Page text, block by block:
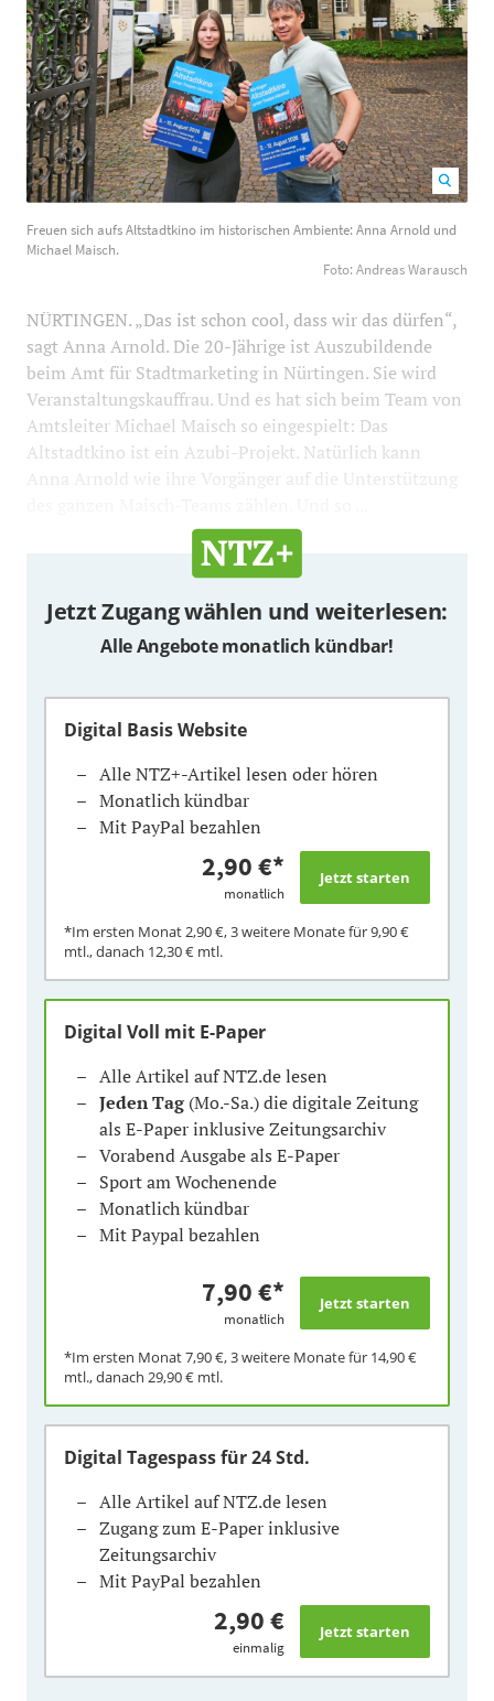
Ambiente: Anna Arnold und Michael Maisch. Foto:
Freuen sich aufs Altstadtkino im historischen Ambiente: Anna Arnold und
Michael Maisch.
Foto: Andreas Warausch
NÜRTINGEN. „Das ist schon cool, dass wir das dürfen“,
sagt Anna Arnold. Die 20-Jährige ist Auszubildende
beim Amt für Stadtmarketing in Nürtingen. Sie wird
Veranstaltungskauffrau. Und es hat sich beim Team von
Amtsleiter Michael Maisch so eingespielt: Das
Altstadtkino ist ein Azubi-Projekt. Natürlich kann
Anna Arnold wie ihre Vorgänger auf die Unterstützung
Jetzt Zugang wählen und weiterlesen:
Alle Angebote monatlich kündbar!
Digital Basis Website
Alle NTZ+-Artikel lesen oder hören
Monatlich kündbar
Mit PayPal bezahlen
2,90 €*
monatlich
*Im ersten Monat2,90 €, 3 weitere Monate für9,90 €
mtl., danach 12,30 € mtl.
Digital Voll mit E-Paper
Alle Artikel auf NTZ.de lesen
Jeden Tag(Mo.-Sa.) die digitale Zeitung
als E-Paper inklusive Zeitungsarchiv
Vorabend Ausgabe als E-Paper
Sport am Wochenende
Monatlich kündbar
Mit Paypal bezahlen
7,90 €*
monatlich
*Im ersten Monat7,90 €, 3 weitere Monate für 14,90 €
mtl., danach 29,90 € mtl.
Digital Tagespassfür 24 Std.
Alle Artikel auf NTZ.de lesen
Zugang zum E-Paper inklusive
Zeitungsarchiv
Mit PayPal bezahlen
2,90 €
einmalig